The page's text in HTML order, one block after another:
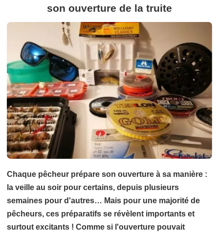
son ouverture de la truite
Chaque pêcheur prépare son ouverture à sa manière :
la veille au soir pour certains, depuis plusieurs
semaines pour d'autres… Mais pour une majorité de
pêcheurs, ces préparatifs se révèlent importants et
surtout excitants ! Comme si l'ouverture pouvait